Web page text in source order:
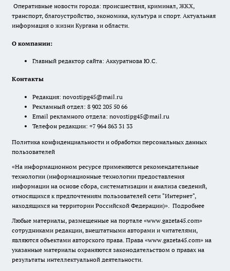
Оперативные новости города: происшествия, криминал, ЖКХ,
транспорт, благоустройство, экономика, культура и спорт. Актуальная
информация о жизни Кургана и области.
О компании:
Главный редактор сайта: Аккуратнова Ю.С.
Контакты
Редакция: novostipg45@mail.ru
Рекламный отдел: 8 902 205 50 66
Email рекламного отдела: novostipg45@mail.ru
Телефон редакции: +7 964 863 31 33
Политика конфиденциальности и обработки персональных данных
пользователей
«На информационном ресурсе применяются рекомендательные
технологии (информационные технологии предоставления
информации на основе сбора, систематизации и анализа сведений,
относящихся к предпочтениям пользователей сети "Интернет",
находящихся на территории Российской Федерации)». Подробнее
Любые материалы, размещенные на портале «www.gazeta45.com»
сотрудниками редакции, внештатными авторами и читателями,
являются объектами авторского права. Права «www.gazeta45.com» на
указанные материалы охраняются законодательством о правах на
результаты интеллектуальной деятельности.